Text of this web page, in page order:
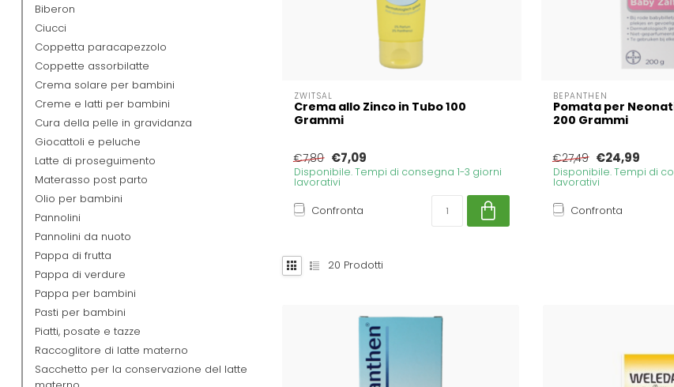
Biberon
Ciucci
Coppetta paracapezzolo
Coppette assorbilatte
Crema solare per bambini
Creme e latti per bambini
Cura della pelle in gravidanza
Giocattoli e peluche
Latte di proseguimento
Materasso post parto
Olio per bambini
Pannolini
Pannolini da nuoto
Pappa di frutta
Pappa di verdure
Pappa per bambini
Pasti per bambini
Piatti, posate e tazze
Raccoglitore di latte materno
Sacchetto per la conservazione del latte
ZWITSAL
Crema allo Zinco in Tubo 100
Grammi
€7,80 €7,09
Disponibile. Tempi di consegna 1-3 giorni
lavorativi
Confronta
BEPANTHEN
Pomata per
200 Grammi
€27,49 €24,99
Disponibile. Tempi di
lavorativi
Confronta
20 Prodotti